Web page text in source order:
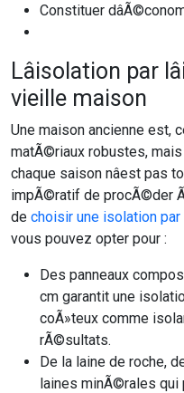
Constituer
Lâisolation par
vieille maison
Une maison ancienne est,
matÃ©riaux robustes,
chaque saison nâest
impÃ©ratif de procÃ©der Ã
de choisir une isolation par
vous pouvez opter pour :
Des panneaux
cm garantit une
coÃ»teux comme
rÃ©sultats.
De la laine de roche,
laines minÃ©rales qui